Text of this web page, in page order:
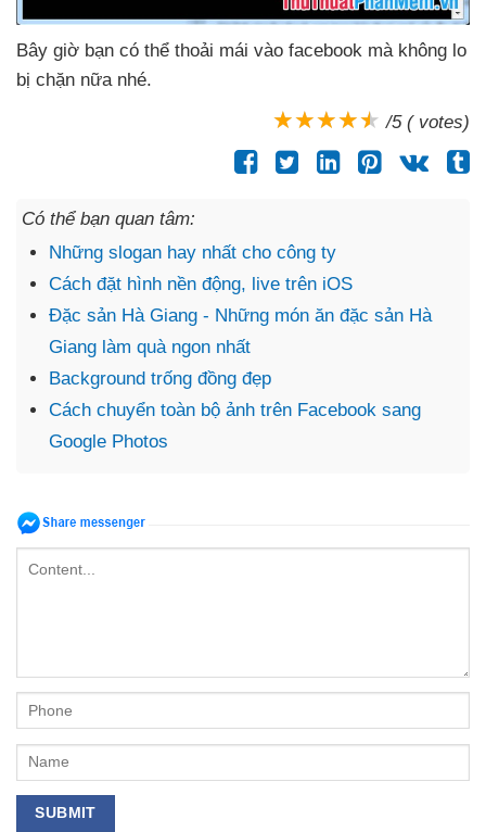
Bây giờ bạn có thể thoải mái vào facebook mà không lo
bị chặn nữa nhé.
/5 ( votes)
Có thể bạn quan tâm:
Những slogan hay nhất cho công ty
Cách đặt hình nền động, live trên iOS
Đặc sản Hà Giang - Những món ăn đặc sản Hà
Giang làm quà ngon nhất
Background trống đồng đẹp
Cách chuyển toàn bộ ảnh trên Facebook sang
Google Photos